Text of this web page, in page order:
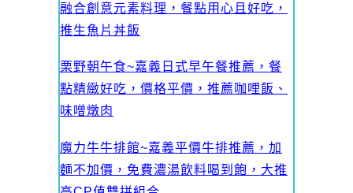
融合創意元素料理，餐點用心且好吃，
推生魚片丼飯
栗野朝午食~嘉義日式早午餐推薦，餐
點精緻好吃，價格平價，推薦咖哩飯、
味噌燉肉
魔力牛牛排館~嘉義平價牛排推薦，加
麵不加價，免費濃湯飲料喝到飽，大推